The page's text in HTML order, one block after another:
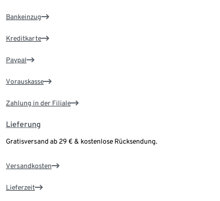
Bankeinzug
Kreditkarte
Paypal
Vorauskasse
Zahlung in der Filiale
Lieferung
Gratisversand ab 29 € & kostenlose Rücksendung.
Versandkosten
Lieferzeit